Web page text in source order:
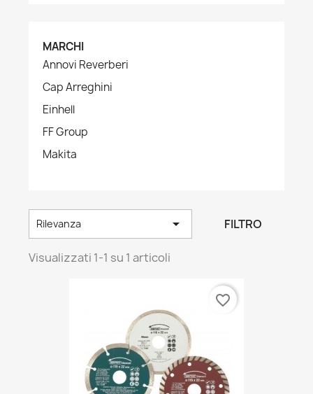
MARCHI
Annovi Reverberi
Cap Arreghini
Einhell
FF Group
Makita
Rilevanza  FILTRO
Visualizzati 1-1 su 1 articoli
favorite_border